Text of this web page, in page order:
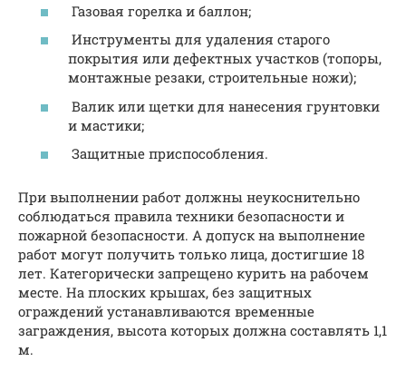
Газовая горелка и баллон;
Инструменты для удаления старого
покрытия или дефектных участков (топоры,
монтажные резаки, строительные ножи);
Валик или щетки для нанесения грунтовки
и мастики;
Защитные приспособления.
При выполнении работ должны неукоснительно
соблюдаться правила техники безопасности и
пожарной безопасности. А допуск на выполнение
работ могут получить только лица, достигшие 18
лет. Категорически запрещено курить на рабочем
месте. На плоских крышах, без защитных
ограждений устанавливаются временные
заграждения, высота которых должна составлять 1,1
м.